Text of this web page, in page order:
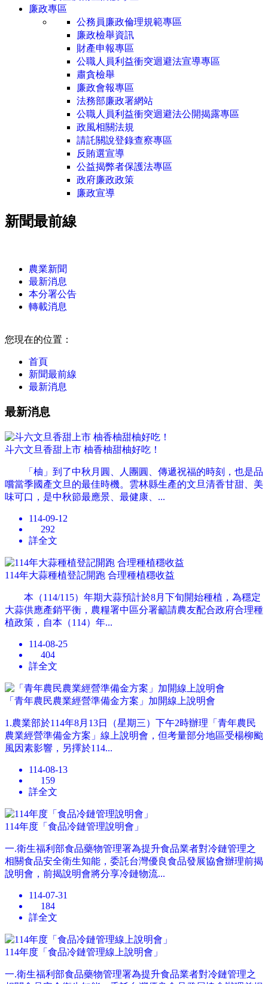
廉政專區
公務員廉政倫理規範專區
廉政檢舉資訊
財產申報專區
公職人員利益衝突迴避法宣導專區
肅貪檢舉
廉政會報專區
法務部廉政署網站
公職人員利益衝突迴避法公開揭露專區
政風相關法規
請託關說登錄查察專區
反賄選宣導
公益揭弊者保護法專區
政府廉政政策
廉政宣導
新聞最前線
農業新聞
最新消息
本分署公告
轉載消息
您現在的位置：
首頁
新聞最前線
最新消息
最新消息
斗六文旦香甜上市 柚香柚甜柚好吃！
「柚」到了中秋月圓、人團圓、傳遞祝福的時刻，也是品
嚐當季國產文旦的最佳時機。雲林縣生產的文旦清香甘甜、美
味可口，是中秋節最應景、最健康、...
114-09-12
292
詳全文
114年大蒜種植登記開跑 合理種植穩收益
本（114/115）年期大蒜預計於8月下旬開始種植，為穩定
大蒜供應產銷平衡，農糧署中區分署籲請農友配合政府合理種
植政策，自本（114）年...
114-08-25
404
詳全文
「青年農民農業經營準備金方案」加開線上說明會
1.農業部於114年8月13日（星期三）下午2時辦理「青年農民
農業經營準備金方案」線上說明會，但考量部分地區受楊柳颱
風因素影響，另擇於114...
114-08-13
159
詳全文
114年度「食品冷鏈管理說明會」
一.衛生福利部食品藥物管理署為提升食品業者對冷鏈管理之
相關食品安全衛生知能，委託台灣優良食品發展協會辦理前揭
說明會，前揭說明會將分享冷鏈物流...
114-07-31
184
詳全文
114年度「食品冷鏈管理線上說明會」
一.衛生福利部食品藥物管理署為提升食品業者對冷鏈管理之